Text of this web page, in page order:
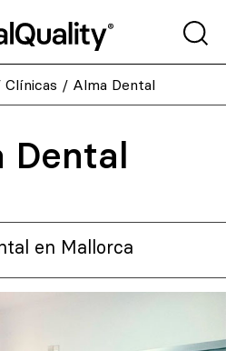
Clínicas / Alma Dental
Dental
en Mallorca